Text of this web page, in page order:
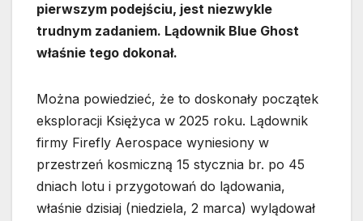
pierwszym podejściu, jest niezwykle
trudnym zadaniem. Lądownik Blue Ghost
właśnie tego dokonał.
Można powiedzieć, że to doskonały początek
eksploracji Księżyca w 2025 roku. Lądownik
firmy Firefly Aerospace wyniesiony w
przestrzeń kosmiczną 15 stycznia br. po 45
dniach lotu i przygotowań do lądowania,
właśnie dzisiaj (niedziela, 2 marca) wylądował